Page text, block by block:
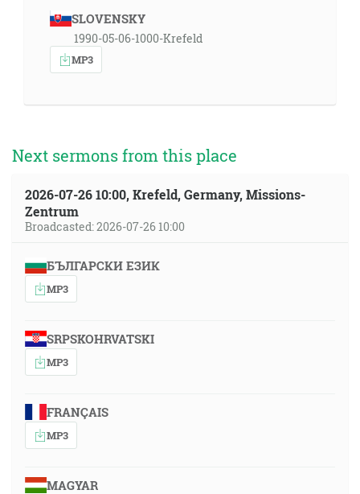
SLOVENSKY
1990-05-06-1000-Krefeld
MP3
Next sermons from this place
2026-07-26 10:00, Krefeld, Germany, Missions-
Zentrum
Broadcasted: 2026-07-26 10:00
БЪЛГАРСКИ ЕЗИК
MP3
SRPSKOHRVATSKI
MP3
FRANÇAIS
MP3
MAGYAR